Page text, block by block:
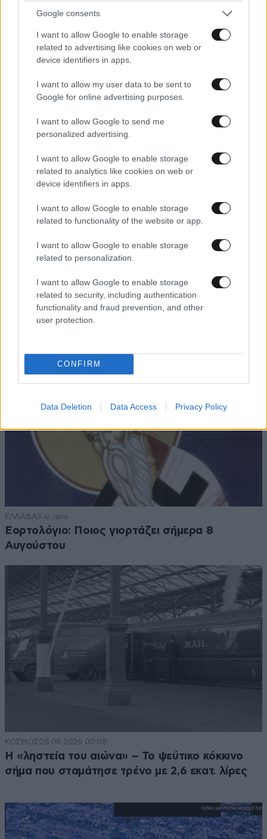
Google consents
I want to allow Google to enable storage
related to advertising like cookies on web or
device identifiers in apps.
I want to allow my user data to be sent to
Google for online advertising purposes.
I want to allow Google to send me
personalized advertising.
I want to allow Google to enable storage
related to analytics like cookies on web or
device identifiers in apps.
I want to allow Google to enable storage
related to functionality of the website or app.
I want to allow Google to enable storage
related to personalization.
I want to allow Google to enable storage
related to security, including authentication
functionality and fraud prevention, and other
user protection.
CONFIRM
Data Deletion Data Access Privacy Policy
08·08·2026 04:58
Στα ίχνη της «Αράχνης» του Άσαντ: Ο
άνθρωπος των βασανιστηρίων της Συρίας
εντοπίστηκε στη Ρωσία
ΕΛΛΑΔΑ3 ω. πριν
Εορτολόγιο: Ποιος γιορτάζει σήμερα 8
Αυγούστου
ΚΟΣΜΟΣ08·08·2026 00:08
Η «ληστεία του αιώνα» – Το ψεύτικο κόκκινο
σήμα που σταμάτησε τρένο με 2,6 εκατ. λίρες